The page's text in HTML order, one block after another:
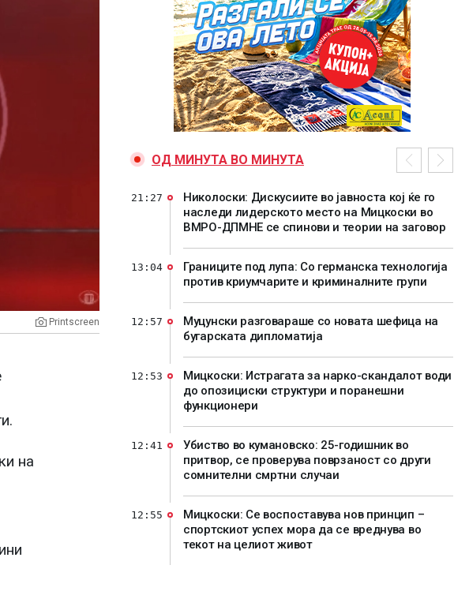
Printscreen
на
ОД МИНУТА ВО МИНУТА
Николоски: Дискусиите во јавноста кој ќе го
наследи лидерското место на Мицкоски во
ВМРО-ДПМНЕ се спинови и теории на заговор
21:27
Границите под лупа: Со германска технологија
против криумчарите и криминалните групи
13:04
Муцунски разговараше со новата шефица на
бугарската дипломатија
12:57
Мицкоски: Истрагата за нарко-скандалот води
до опозициски структури и поранешни
функционери
12:53
Убиство во кумановско: 25-годишник во
притвор, се проверува поврзаност со други
сомнителни смртни случаи
12:41
Мицкоски: Се воспоставува нов принцип –
спортскиот успех мора да се вреднува во
текот на целиот живот
12:55